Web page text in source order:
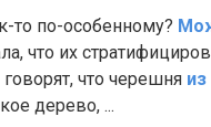
то по-особенному?
что их
что черешня из
дерево, ...